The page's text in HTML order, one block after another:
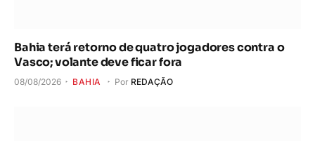
Bahia terá retorno de quatro jogadores contra o
Vasco; volante deve ficar fora
08/08/2026 BAHIA Por REDAÇÃO